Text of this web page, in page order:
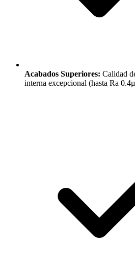
Acabados Superiores: Calidad
interna excepcional (hasta Ra